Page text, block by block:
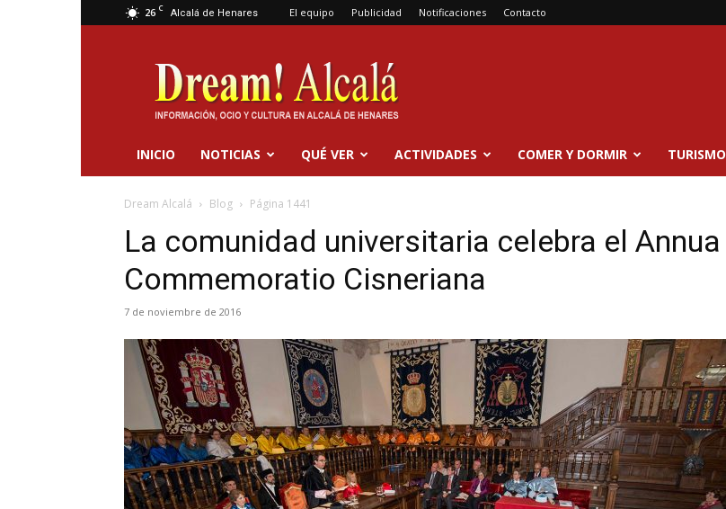
26 C Alcalá de Henares El equipo Publicidad Notificaciones Contacto
Dream
Alcalá
INICIO NOTICIAS QUÉ VER ACTIVIDADES COMER Y DORMIR TURISMO
Dream Alcalá Blog Página 1441
La comunidad universitaria celebra el Annua
Commemoratio Cisneriana
7 de noviembre de 2016